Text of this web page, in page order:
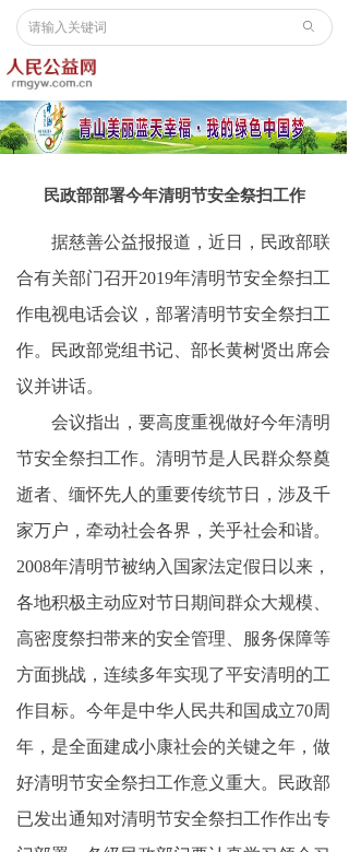
ꄙ
民政部部署今年清明节安全祭扫工作
据慈善公益报报道，近日，民政部联
合有关部门召开2019年清明节安全祭扫工
作电视电话会议，部署清明节安全祭扫工
作。民政部党组书记、部长黄树贤出席会
议并讲话。
会议指出，要高度重视做好今年清明
节安全祭扫工作。清明节是人民群众祭奠
逝者、缅怀先人的重要传统节日，涉及千
家万户，牵动社会各界，关乎社会和谐。
2008年清明节被纳入国家法定假日以来，
各地积极主动应对节日期间群众大规模、
高密度祭扫带来的安全管理、服务保障等
方面挑战，连续多年实现了平安清明的工
作目标。今年是中华人民共和国成立70周
年，是全面建成小康社会的关键之年，做
好清明节安全祭扫工作意义重大。民政部
已发出通知对清明节安全祭扫工作作出专